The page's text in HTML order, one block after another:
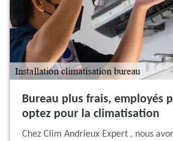
Bureau plus frais, employés
optez pour la climatisation
Chez Clim Andrieux Expert , nous